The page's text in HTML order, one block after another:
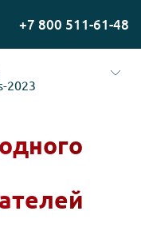
+7 800 511-61-48
2023